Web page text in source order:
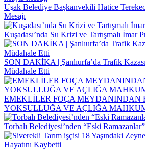
Uşak Belediye Başkanvekili Hatice
Mesajı
Kuşadası’nda Su Krizi ve Tartışmalı İmar
SON DAKİKA | Şanlıurfa’da Trafik
Müdahale Etti
EMEKLİLER FOÇA MEYDANINDAN
YOKSULLUĞA VE AÇLIĞA
Torbalı Belediyesi’nden “Eski Ramazanlar”